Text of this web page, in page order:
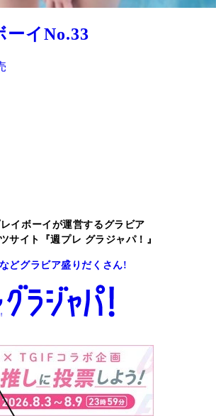
ーイNo.33
イボーイが運営するグラビア
サイト『週プレ グラジャパ！』
どグラビア盛りだくさん!